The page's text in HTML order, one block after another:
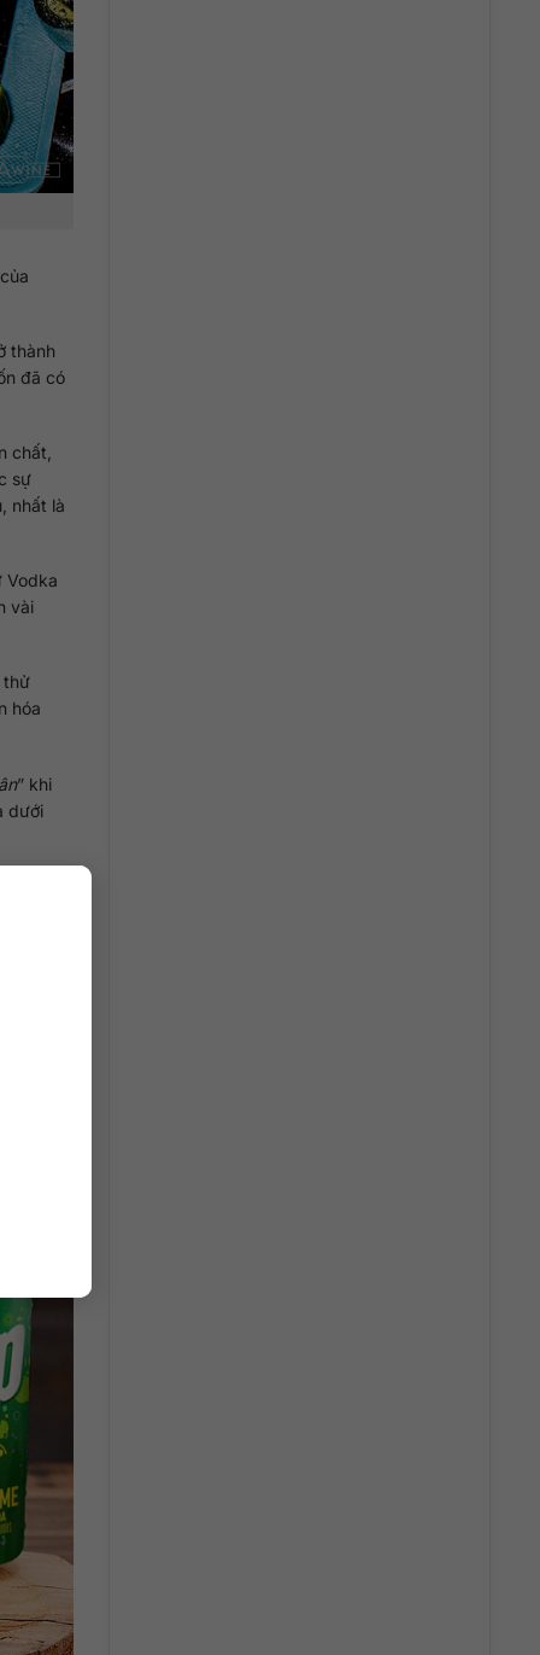
thành
đã có
chất,
sự
nhất là
Vodka
vài
thử
hóa
” khi
dưới